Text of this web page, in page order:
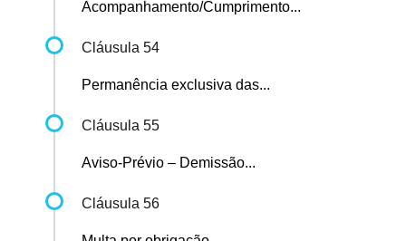
Acompanhamento/Cumprimento...
Cláusula 54
Permanência exclusiva das...
Cláusula 55
Aviso-Prévio – Demissão...
Cláusula 56